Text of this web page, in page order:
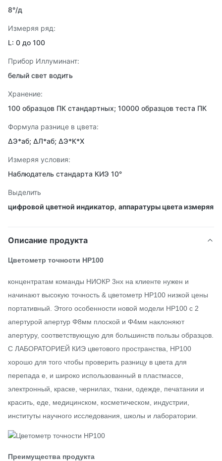
8°/д
Измеряя ряд:
L: 0 до 100
Прибор Иллуминант:
белый свет водить
Хранение:
100 образцов ПК стандартных; 10000 образцов теста ПК
Формула разнице в цвета:
ΔЭ*аб; ΔЛ*аб; ΔЭ*К*Х
Измеряя условия:
Наблюдатель стандарта КИЭ 10°
Выделить
цифровой цветной индикатор, аппаратуры цвета измеряя
Описание продукта
Цветометр точности НР100
концентратам команды НИОКР 3нх на клиенте нужен и
начинают высокую точность & цветометр НР100 низкой цены
портативный. Этого особенности новой модели НР100 с 2
апертурой апертур Φ8мм плоской и Φ4мм наклоняют
апертуру, соответствующую для большинств пользы образцов.
С ЛАБОРАТОРИЕЙ КИЭ цветового пространства, НР100
хорошо для того чтобы проверить разницу в цвета для
перепада е, и широко использованный в пластмассе,
электронный, краске, чернилах, ткани, одежде, печатании и
красить, еде, медицинском, косметическом, индустрии,
институты научного исследования, школы и лаборатории.
Преимущества продукта